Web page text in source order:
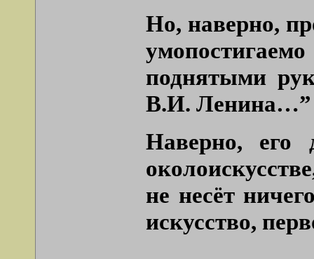
Но, наверно,
поднятыми
В.И. Ленина…”
Наверно, его
не несёт
искусство,